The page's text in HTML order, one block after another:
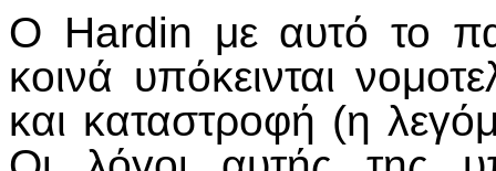
Ο Hardin με αυτό το
κοινά υπόκεινται
και καταστροφή (η